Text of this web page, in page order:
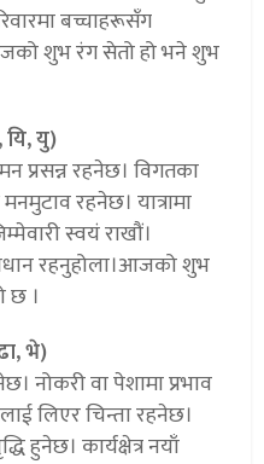
बच्चाहरूसँग
शुभ रंग सेतो हो भने शुभ
यि, यु)
प्रसन्न रहनेछ। विगतका
रहनेछ। यात्रामा
स्वयं राखौं।
रहनुहोला।आजको शुभ
छ ।
भे)
नोकरी वा पेशामा प्रभाव
लिएर चिन्ता रहनेछ।
हुनेछ। कार्यक्षेत्र नयाँ